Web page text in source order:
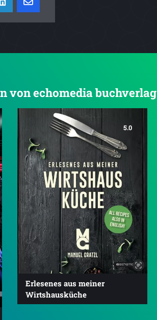
von echomedia buchverlag
5.0
Erlesenes aus meiner
Wirtshausküche